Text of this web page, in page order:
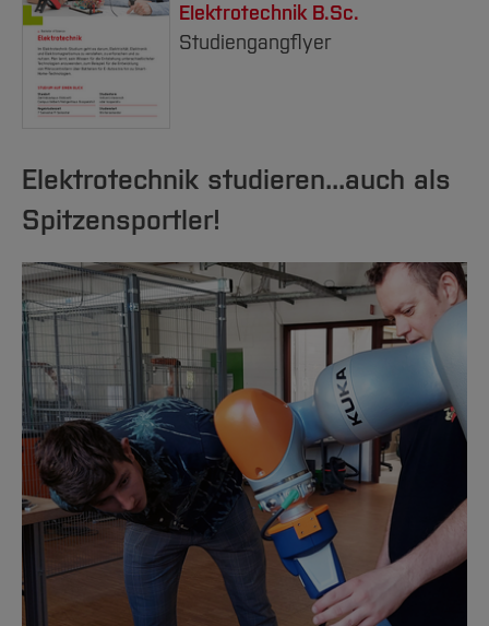
Elektrotechnik B.Sc.
Studiengangflyer
Elektrotechnik studieren...auch als
Spitzensportler!